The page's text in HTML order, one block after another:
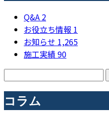
Q&A 2
お役立ち情報 1
お知らせ 1,265
施工実績90
コラム